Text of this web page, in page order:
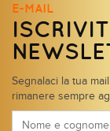
E-MAIL
Segnalaci la tua
rimanere sempre